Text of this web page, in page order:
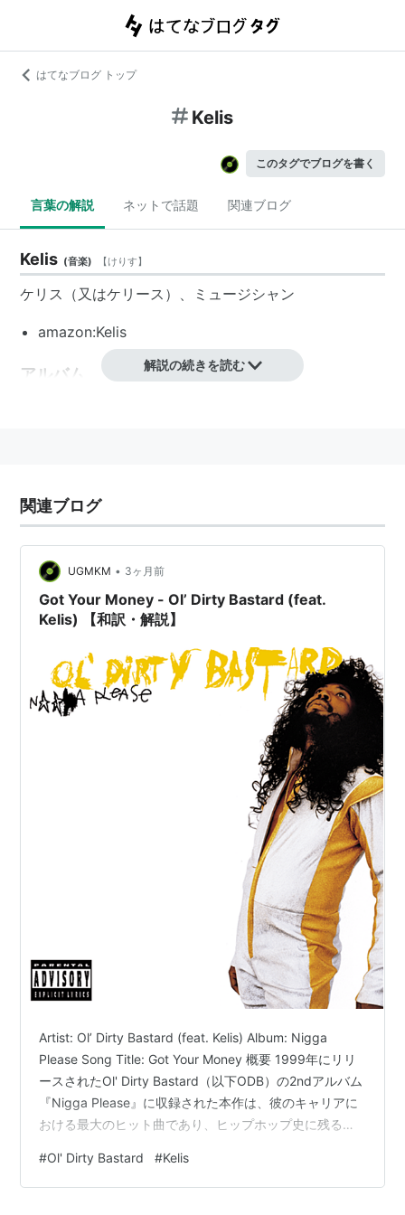
はてなブログ トップ
Kelis
このタグでブログを書く
言葉の解説 ネットで話題 関連ブログ
Kelis (音楽) 【けりす】
ケリス （又はケリース ）、ミュージシャン
amazon:Kelis
アルバム
関連
解説の続きを読む
関連ブログ
UGMKM • 3ヶ月前
Got Your Money - Ol’ Dirty Bastard (feat.
Kelis) 【和訳・解説】
Artist: Ol’ Dirty Bastard (feat. Kelis) Album: Nigga
Please Song Title: Got Your Money 概要 1999年にリリ
ースされたOl' Dirty Bastard（以下ODB）の2ndアルバム
『Nigga Please』に収録された本作は、彼のキャリアに
おける最大のヒット曲であり、ヒップホップ史に残るパ
は、当時シーンを席巻し始めていたThe
Neptunes（Pharrell WilliamsとChad Hugo）だ。70年代
#Ol' Dirty Bastard #Kelis